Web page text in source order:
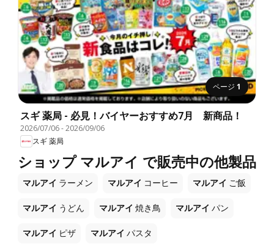
ページ 1
スギ 薬局 - 必見！バイヤーおすすめ7月 新商品！
2026/07/06-2026/09/06
スギ 薬局
ショップ マルアイ で販売中の他製品
マルアイ ラーメン マルアイ コーヒー マルアイ ご飯
マルアイ うどん マルアイ 焼き鳥 マルアイ パン
マルアイ ピザ マルアイ パスタ